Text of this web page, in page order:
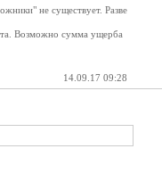
не существует. Разве
Возможно сумма ущерба
14.09.17 09:28